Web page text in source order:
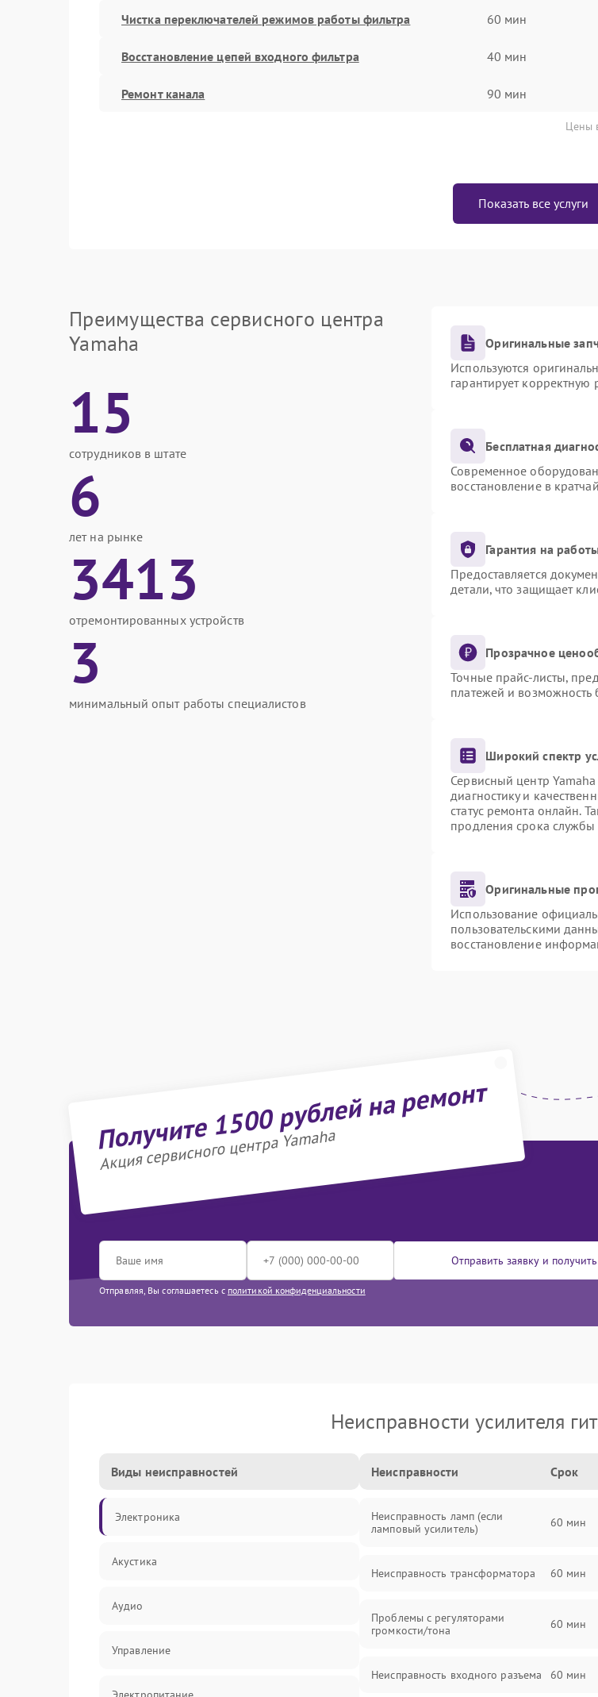
Чистка переключателей режимов работы фильтра 60 мин
Восстановление цепей входного фильтра 40 мин
Ремонт канала 90 мин
Цены
Показать все услуги
Преимущества сервисного центра
Yamaha
15
сотрудников в штате
6
лет на рынке
3413
отремонтированных устройств
3
минимальный опыт работы специалистов
Оригинальные
Используются
гарантирует корректную
Бесплатная
Современное
восстановление в
Гарантия на
Предоставляется
детали, что защищает
Прозрачное
Точные прайс-листы,
платежей и возможность
Широкий спектр
Сервисный центр
диагностику и
статус ремонта онлайн.
продления срока службы
Оригинальные
Использование
пользовательскими
восстановление
Получите 1500 рублей на ремонт
Акция сервисного центра Yamaha
Отправить заявку и
Отправляя, Вы соглашаетесь с политикой конфиденциальности
Неисправности усилителя
Виды неисправностей
Электроника
Акустика
Аудио
Управление
Неисправности Срок
Неисправность ламп (если
ламповый усилитель)
60 мин
Неисправность трансформатора 60 мин
Проблемы с регуляторами
громкости/тона
60 мин
Неисправность входного разъема 60 мин